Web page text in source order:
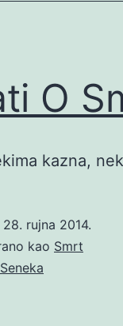
O
kazna,
28. rujna 2014.
kao Smrt
Seneka